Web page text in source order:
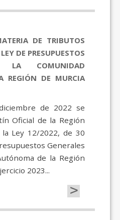
DE TRIBUTOS
DE PRESUPUESTOS
LA COMUNIDAD
REGIÓN DE MURCIA
de 2022 se
Oficial de la Región
Ley 12/2022, de 30
Generales
de la Región
2023...
>